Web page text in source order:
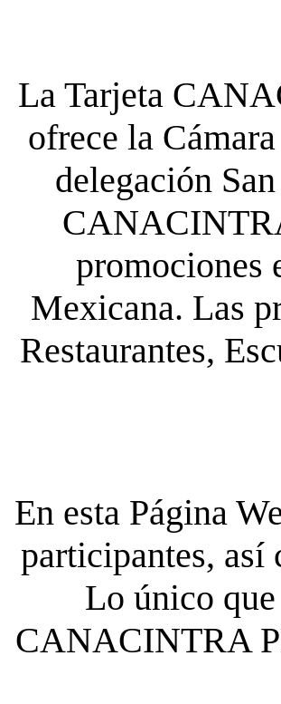
La Tarjeta
ofrece la
delegación
promociones
Mexicana. Las
Restaurantes,
En esta Página
participantes, así
Lo único que
CANACINTRA